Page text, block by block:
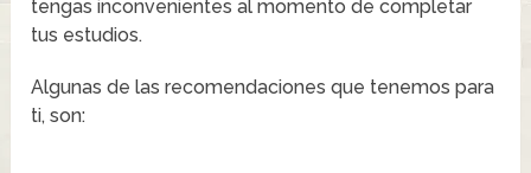
tengas inconvenientes al momento de completar
tus estudios.
Algunas de las recomendaciones que tenemos para
ti, son: